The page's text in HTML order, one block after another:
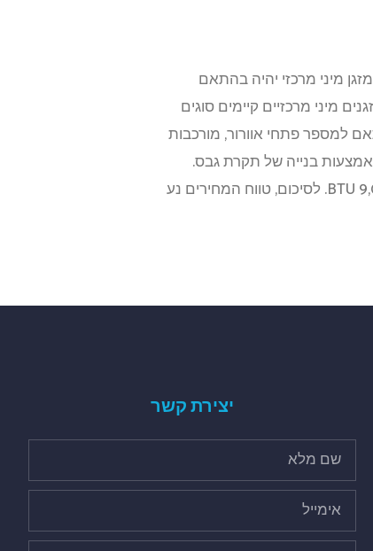
מיני מרכזי יהיה בהתאם
מיני מרכזיים קיימים סוגים
למספר פתחי אוורור, מורכבות
בנייה של תקרת גבס.
ולבסוף, העלות נקבעת ביחס לעוצמת מערכת המיזוג שנקבעת לפי ערכי BTU. כוח סוס אחד שווה ערך לכ-9,000 BTU. לסיכום, טווח המחירים נע
יצירת קשר